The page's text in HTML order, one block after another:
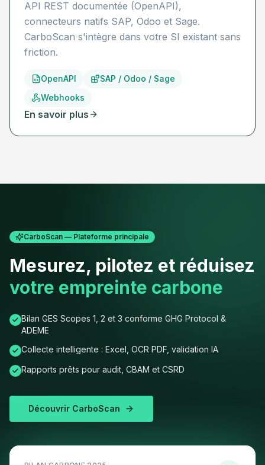
API REST documentée (OpenAPI),
connecteurs natifs SAP, Odoo et Sage.
CarboScan s'intègre dans votre SI existant sans
friction.
OpenAPI
SAP / Odoo / Sage
Webhooks
En savoir plus
CarboScan — Plateforme principale
Mesurez, pilotez et réduisez
votre empreinte carbone
Bilan GES Scopes 1, 2 et 3 conforme GHG Protocol &
ADEME
Collecte intelligente : Excel, OCR PDF, validation IA
Rapports prêts pour audit, CBAM et CSRD
Découvrir CarboScan